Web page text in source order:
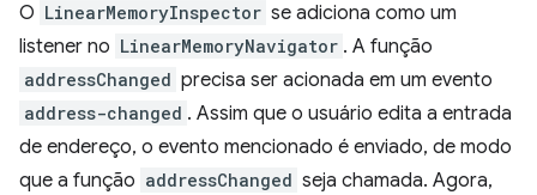
O LinearMemoryInspector se adiciona como um
listener no LinearMemoryNavigator . A função
addressChanged precisa ser acionada em um evento
address-changed . Assim que o usuário edita a entrada
de endereço, o evento mencionado é enviado, de modo
que a função addressChanged seja chamada. Agora,